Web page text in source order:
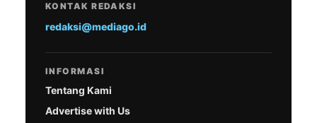
KONTAK REDAKSI
redaksi@mediago.id
INFORMASI
Tentang Kami
Advertise with Us